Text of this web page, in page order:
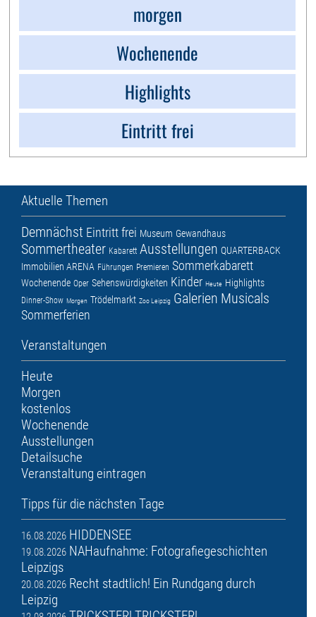
morgen
Wochenende
Highlights
Eintritt frei
Aktuelle Themen
Demnächst Eintritt frei Museum Gewandhaus
Sommertheater Kabarett Ausstellungen QUARTERBACK
Immobilien ARENA Führungen Premieren Sommerkabarett
Wochenende Oper Sehenswürdigkeiten Kinder Heute Highlights
Dinner-Show Morgen Trödelmarkt Zoo Leipzig Galerien Musicals
Sommerferien
Veranstaltungen
Heute
Morgen
kostenlos
Wochenende
Ausstellungen
Detailsuche
Veranstaltung eintragen
Tipps für die nächsten Tage
16.08.2026 HIDDENSEE
19.08.2026 NAHaufnahme: Fotografiegeschichten
Leipzigs
20.08.2026 Recht stadtlich! Ein Rundgang durch
Leipzig